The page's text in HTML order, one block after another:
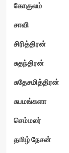
கோகுலம்
சாவி
சிரித்திரன்
சுதந்திரன்
சுதேசமித்திரன்
சுபமங்களா
செம்மலர்
தமிழ் நேசன்